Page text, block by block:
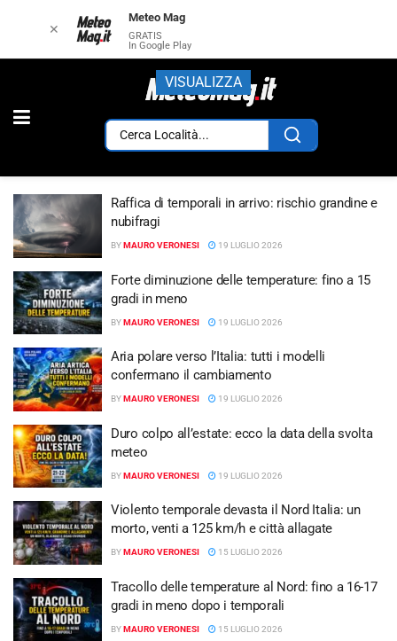
Raffica di temporali in arrivo: rischio grandine e
nubifragi
BYMAURO VERONESI 19 LUGLIO 2026
Forte diminuzione delle temperature: fino a 15
gradi in meno
BYMAURO VERONESI 19 LUGLIO 2026
Aria polare verso l’Italia: tutti i modelli
confermano il cambiamento
BYMAURO VERONESI 19 LUGLIO 2026
Duro colpo all’estate: ecco la data della svolta
meteo
BYMAURO VERONESI 19 LUGLIO 2026
Violento temporale devasta il Nord Italia: un
morto, venti a 125 km/h e città allagate
BYMAURO VERONESI 15 LUGLIO 2026
Tracollo delle temperature al Nord: fino a 16-17
gradi in meno dopo i temporali
BYMAURO VERONESI 15 LUGLIO 2026
✕
Meteo Mag
GRATIS
In Google Play
VISUALIZZA